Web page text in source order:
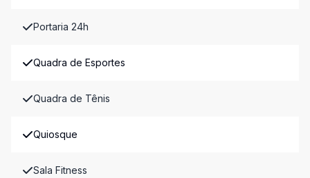
Portaria 24h
Quadra de Esportes
Quadra de Tênis
Quiosque
Sala Fitness